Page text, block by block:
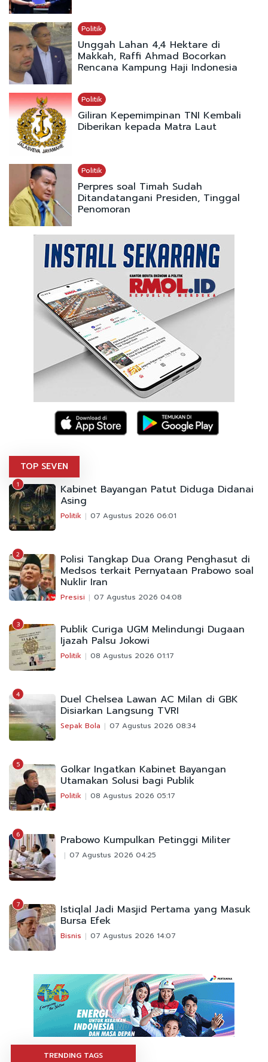
Politik
Unggah Lahan 4,4 Hektare di
Makkah, Raffi Ahmad Bocorkan
Rencana Kampung Haji Indonesia
Politik
Giliran Kepemimpinan TNI Kembali
Diberikan kepada Matra Laut
Politik
Perpres soal Timah Sudah
Ditandatangani Presiden, Tinggal
Penomoran
TOP SEVEN
1 Kabinet Bayangan Patut Diduga Didanai
Asing
Politik 07 Agustus 2026 06:01
2 Polisi Tangkap Dua Orang Penghasut di
Medsos terkait Pernyataan Prabowo soal
Nuklir Iran
Presisi 07 Agustus 2026 04:08
3 Publik Curiga UGM Melindungi Dugaan
Ijazah Palsu Jokowi
Politik 08 Agustus 2026 01:17
4 Duel Chelsea Lawan AC Milan di GBK
Disiarkan Langsung TVRI
Sepak Bola 07 Agustus 2026 08:34
5 Golkar Ingatkan Kabinet Bayangan
Utamakan Solusi bagi Publik
Politik 08 Agustus 2026 05:17
6 Prabowo Kumpulkan Petinggi Militer
07 Agustus 2026 04:25
7 Istiqlal Jadi Masjid Pertama yang Masuk
Bursa Efek
Bisnis 07 Agustus 2026 14:07
TRENDING TAGS